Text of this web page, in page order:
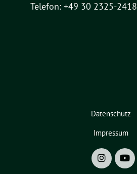
Telefon: +49 30 2325-2418
Datenschutz
Impressum